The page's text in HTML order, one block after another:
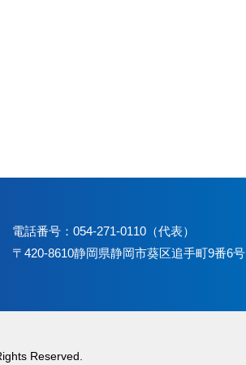
電話番号：054-271-0110（代表）
〒420-8610静岡県静岡市葵区追手町9番6号
Reserved.